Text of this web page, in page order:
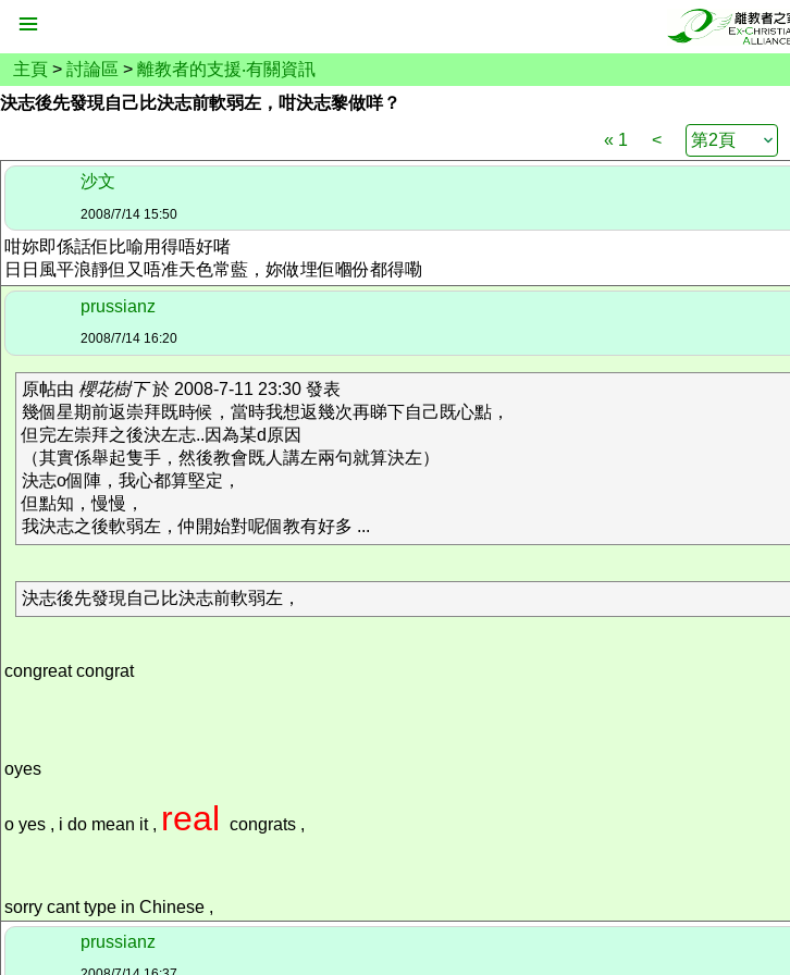
主頁 > 討論區 > 離教者的支援‧有關資訊
決志後先發現自己比決志前軟弱左，咁決志黎做咩？
« 1
<
沙文
2008/7/14 15:50
咁妳即係話佢比喻用得唔好啫
日日風平浪靜但又唔准天色常藍，妳做埋佢嗰份都得嘞
prussianz
2008/7/14 16:20
原帖由 櫻花樹下於 2008-7-11 23:30 發表
幾個星期前返崇拜既時候，當時我想返幾次再睇下自己既心點，
但完左崇拜之後決左志..因為某d原因
（其實係舉起隻手，然後教會既人講左兩句就算決左）
決志o個陣，我心都算堅定，
但點知，慢慢，
我決志之後軟弱左，仲開始對呢個教有好多 ...
決志後先發現自己比決志前軟弱左，
congreat congrat
oyes
o yes , i do mean it , real congrats ,
sorry cant type in Chinese ,
prussianz